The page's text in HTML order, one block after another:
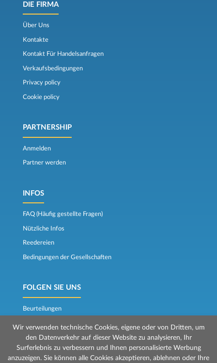
DIE FIRMA
Über Uns
Kontakte
Kontakt Für Handelsanfragen
Verkaufsbedingungen
Privacy policy
Cookie policy
PARTNERSHIP
Anmelden
Partner werden
INFOS
FAQ (Häufig gestellte Fragen)
Nützliche Infos
Reedereien
Bedingungen der Gesellschaften
FOLGEN SIE UNS
Beurteilungen
Der Fährkompass
Wir verwenden technische Cookies, eigene oder von Dritten, um
den Datenverkehr auf dieser Website zu analysieren, Ihr
Surferlebnis zu verbessern und Ihnen personalisierte Werbung
anzuzeigen. Sie können alle Cookies akzeptieren, ablehnen oder Ihre